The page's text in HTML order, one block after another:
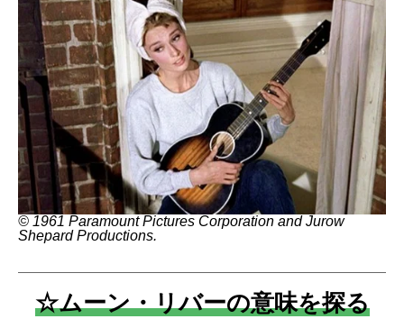
©︎ 1961 Paramount Pictures Corporation and Jurow
Shepard Productions.
☆ムーン・リバーの意味を探る